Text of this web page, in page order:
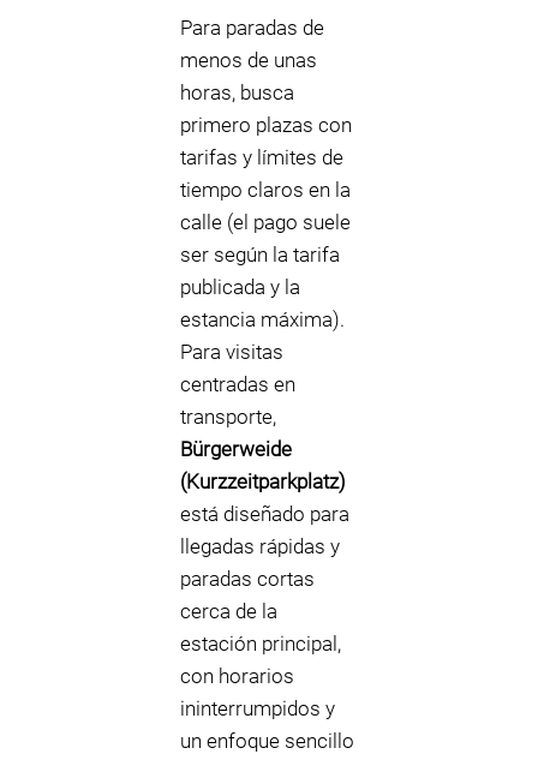
Para paradas de
menos de unas
horas, busca
primero plazas con
tarifas y límites de
tiempo claros en la
calle (el pago suele
ser según la tarifa
publicada y la
estancia máxima).
Para visitas
centradas en
transporte,
Bürgerweide
(Kurzzeitparkplatz)
está diseñado para
llegadas rápidas y
paradas cortas
cerca de la
estación principal,
con horarios
ininterrumpidos y
un enfoque sencillo